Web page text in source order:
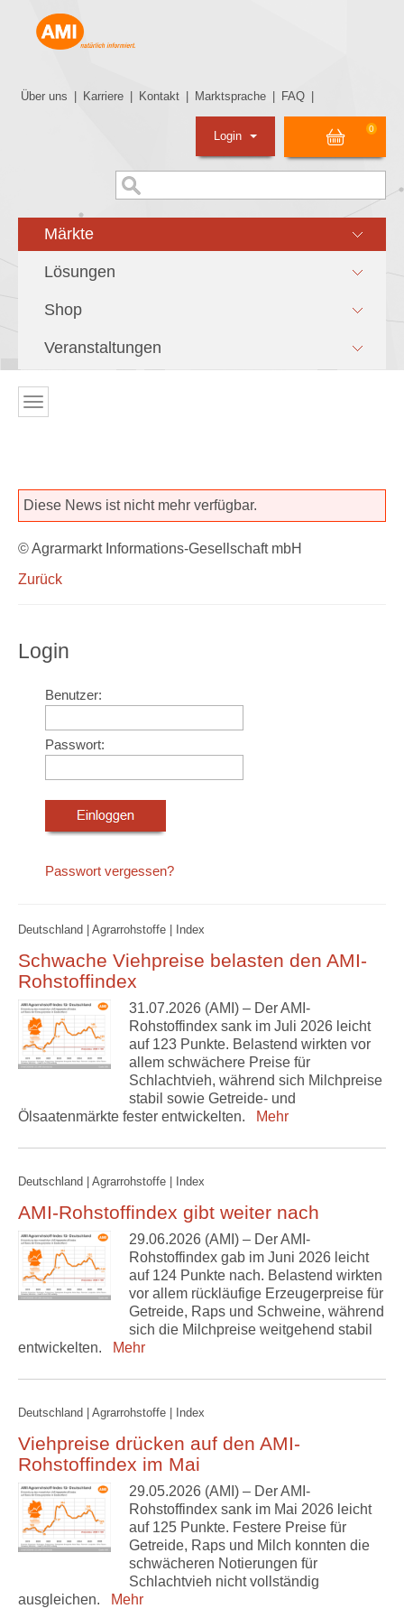
Über uns Karriere Kontakt Marktsprache FAQ
0
Login
Märkte
Lösungen
Shop
Veranstaltungen
Diese News ist nicht mehr verfügbar.
© Agrarmarkt Informations-Gesellschaft mbH
Zurück
Login
Benutzer:
Passwort:
Passwort vergessen?
Deutschland | Agrarrohstoffe | Index
Schwache Viehpreise belasten den AMI-
Rohstoffindex
31.07.2026 (AMI) – Der AMI-
Rohstoffindex sank im Juli 2026 leicht
auf 123 Punkte. Belastend wirkten vor
allem schwächere Preise für
Schlachtvieh, während sich Milchpreise
stabil sowie Getreide- und
Ölsaatenmärkte fester entwickelten.
Mehr
Deutschland | Agrarrohstoffe | Index
AMI-Rohstoffindex gibt weiter nach
29.06.2026 (AMI) – Der AMI-
Rohstoffindex gab im Juni 2026 leicht
auf 124 Punkte nach. Belastend wirkten
vor allem rückläufige Erzeugerpreise für
Getreide, Raps und Schweine, während
sich die Milchpreise weitgehend stabil
entwickelten.
Mehr
Deutschland | Agrarrohstoffe | Index
Viehpreise drücken auf den AMI-
Rohstoffindex im Mai
29.05.2026 (AMI) – Der AMI-
Rohstoffindex sank im Mai 2026 leicht
auf 125 Punkte. Festere Preise für
Getreide, Raps und Milch konnten die
schwächeren Notierungen für
Schlachtvieh nicht vollständig
ausgleichen.
Mehr